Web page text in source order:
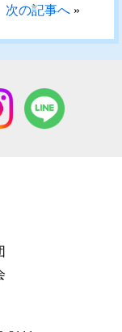
次の記事へ»